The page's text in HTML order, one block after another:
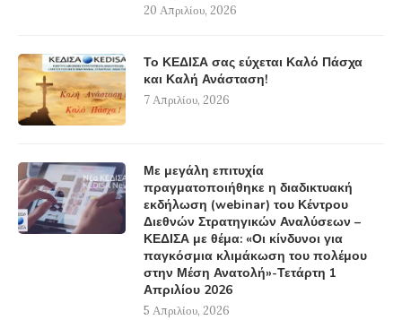
20 Απριλίου, 2026
Το ΚΕΔΙΣΑ σας εύχεται Καλό Πάσχα
και Καλή Ανάσταση!
7 Απριλίου, 2026
Με μεγάλη επιτυχία
πραγματοποιήθηκε η διαδικτυακή
εκδήλωση (webinar) του Κέντρου
Διεθνών Στρατηγικών Αναλύσεων –
ΚΕΔΙΣΑ με θέμα: «Οι κίνδυνοι για
παγκόσμια κλιμάκωση του πολέμου
στην Μέση Ανατολή»-Τετάρτη 1
Απριλίου 2026
5 Απριλίου, 2026